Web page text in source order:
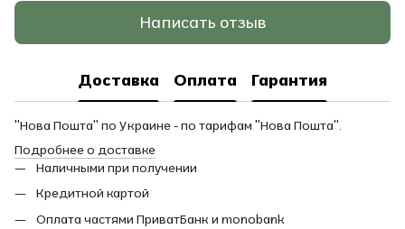
Написать отзыв
Доставка Оплата Гарантия
"Нова Пошта" по Украине - по тарифам "Нова Пошта".
Подробнее о доставке
Наличными при получении
Кредитной картой
Оплата частями ПриватБанк и monobank